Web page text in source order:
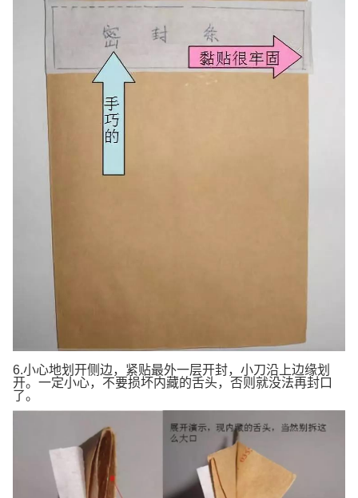
6.小心地划开侧边，紧贴最外一层开封，小刀沿上边缘划
开。一定小心，不要损坏内藏的舌头，否则就没法再封口
了。